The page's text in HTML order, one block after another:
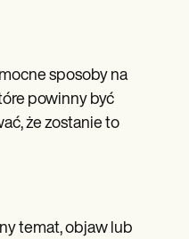
sposoby na
powinny być
że zostanie to
temat, objaw lub